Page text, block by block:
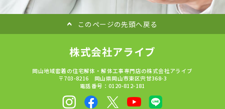
このページの先頭へ戻る
株式会社アライブ
岡山地域密着の住宅解体・解体工事専門店の株式会社アライブ
〒703-8216 岡山県岡山市東区宍甘368-3
電話番号：0120-812-181